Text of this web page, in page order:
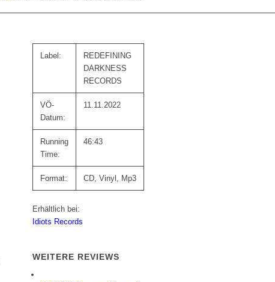
Label:
REDEFINING
DARKNESS
RECORDS
VÖ-
Datum:
11.11.2022
Running
Time:
46:43
Format: CD, Vinyl, Mp3
Erhältlich bei:
Idiots Records
WEITERE REVIEWS